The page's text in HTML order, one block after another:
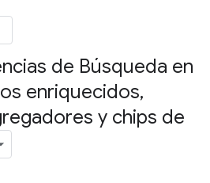
de Búsqueda en
enriquecidos,
y chips de